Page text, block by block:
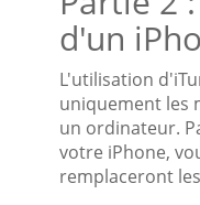
d'un
L'utilisation
uniquement les
un ordinateur.
votre iPhone,
remplaceront